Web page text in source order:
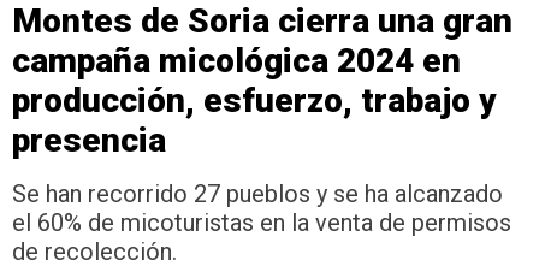
Montes de Soria cierra una gran
campaña micológica 2024 en
producción, esfuerzo, trabajo y
presencia
Se han recorrido 27 pueblos y se ha alcanzado
el 60% de micoturistas en la venta de permisos
de recolección.